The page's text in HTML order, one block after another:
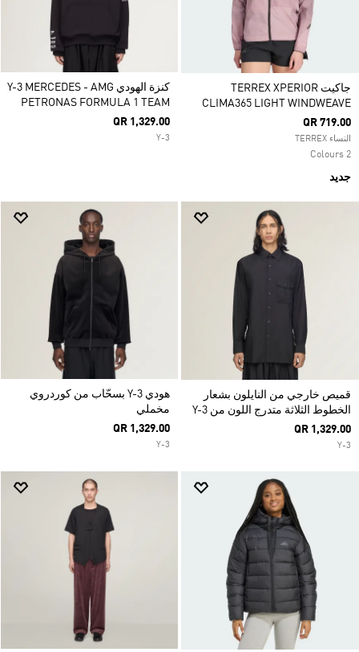
جاكيت TERREX XPERIOR
CLIMA365 LIGHT WINDWEAVE
QR 719.00
النساء TERREX
2 Colours
جديد
كنزة الهودي Y-3 MERCEDES - AMG
PETRONAS FORMULA 1 TEAM
QR 1,329.00
Y-3
قميص خارجي من النايلون بشعار
الخطوط الثلاثة متدرج اللون من Y-3
QR 1,329.00
Y-3
هودي Y-3 بسحّاب من كوردروي
مخملي
QR 1,329.00
Y-3